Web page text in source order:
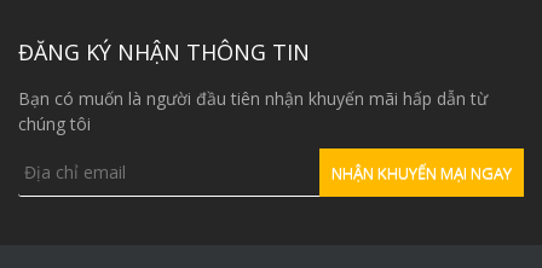
ĐĂNG KÝ NHẬN THÔNG TIN
Bạn có muốn là người đầu tiên nhận khuyến mãi hấp dẫn từ
chúng tôi